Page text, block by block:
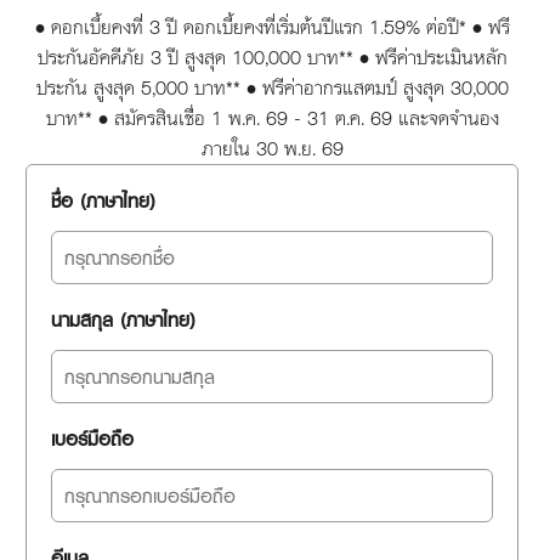
• ดอกเบี้ยคงที่ 3 ปี ดอกเบี้ยคงที่เริ่มต้นปีแรก 1.59% ต่อปี* • ฟรี
ประกันอัคคีภัย 3 ปี สูงสุด 100,000 บาท** • ฟรีค่าประเมินหลัก
ประกัน สูงสุด 5,000 บาท** • ฟรีค่าอากรแสตมป์ สูงสุด 30,000
บาท** • สมัครสินเชื่อ 1 พ.ค. 69 - 31 ต.ค. 69 และจดจำนอง
ภายใน 30 พ.ย. 69
ชื่อ (ภาษาไทย)
นามสกุล (ภาษาไทย)
เบอร์มือถือ